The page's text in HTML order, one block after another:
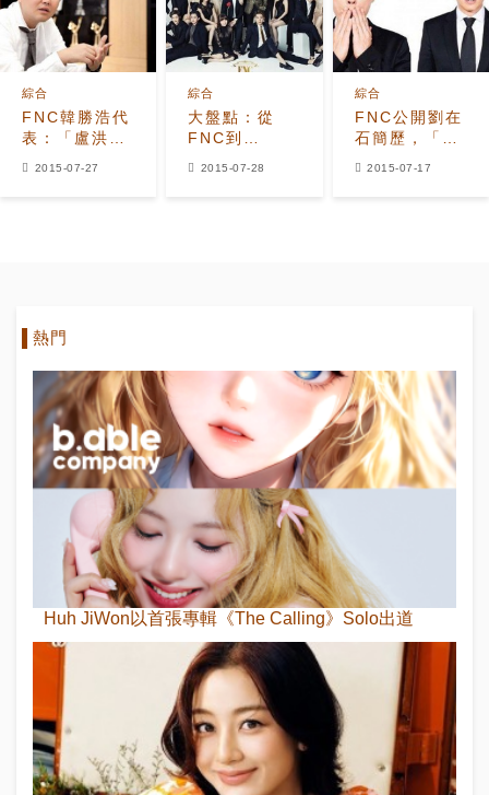
FNC韓勝浩代
表：「盧洪
綜合
2015-07-27
大盤點：從
FNC到
綜合
2015-07-28
FNC公開劉在
石簡歷，「劉
綜合
2015-07-17
熱門
Huh JiWon以首張專輯《The Calling》Solo出道